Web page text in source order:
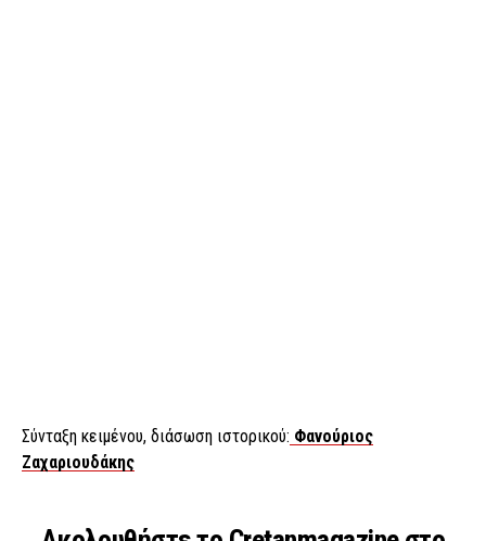
Σύνταξη κειμένου, διάσωση ιστορικού: Φανούριος
Ζαχαριουδάκης